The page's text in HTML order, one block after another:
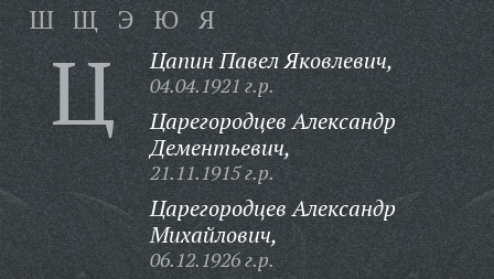
Ш Щ Э Ю Я
Ц Цапин Павел Яковлевич,
04.04.1921 г.р.
Царегородцев Александр
Дементьевич,
21.11.1915 г.р.
Царегородцев Александр
Михайлович,
06.12.1926 г.р.